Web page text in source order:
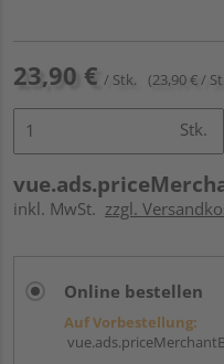
23,90 € / Stk. (23,90 € /
Stk.
inkl. MwSt. zzgl.
Online bestellen
Auf Vorbestellung: